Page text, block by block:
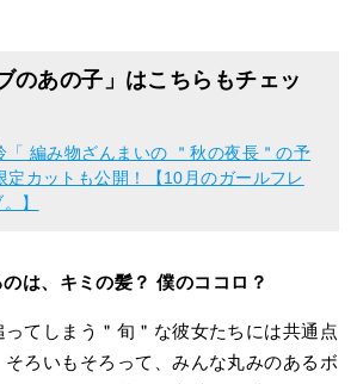
のあの子」はこちらもチェッ
「 編み物ざんまいの ＂秋の夜長＂の予
定カットも公開！【10月のガールフレ
】
は、キミの髪？ 僕のココロ？
てしまう＂旬＂な彼女たちには共通点
ろいもそろって、みんな丸みのあるボ